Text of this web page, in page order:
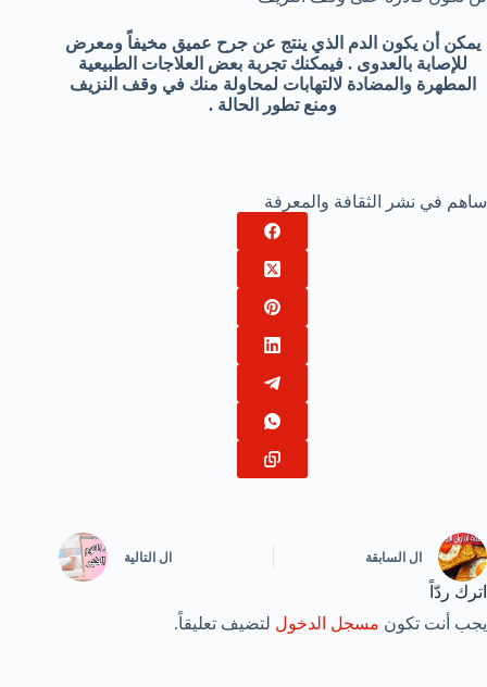
يمكن أن يكون الدم الذي ينتج عن جرح عميق مخيفاً ومعرض
للإصابة بالعدوى . فيمكنك تجربة بعض العلاجات الطبيعية
المطهرة والمضادة لالتهابات لمحاولة منك في وقف النزيف
ومنع تطور الحالة .
ساهم في نشر الثقافة والمعرفة
ال السابقة ال التالية
اترك ردّاً
يجب أنت تكون مسجل الدخول لتضيف تعليقاً.